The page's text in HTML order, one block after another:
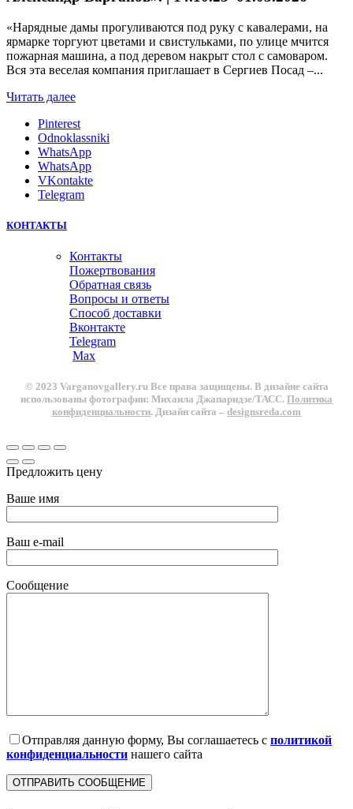
«Нарядные дамы прогуливаются под руку с кавалерами, на
ярмарке торгуют цветами и свистульками, по улице мчится
пожарная машина, а под деревом накрыт стол с самоваром.
Вся эта веселая компания приглашает в Сергиев Посад –...
Читать далее
Pinterest
Odnoklassniki
WhatsApp
WhatsApp
VKontakte
Telegram
КОНТАКТЫ
Контакты
Пожертвования
Обратная связь
Вопросы и ответы
Способ доставки
Вконтакте
Telegram
Max
© 2023 Varganovgallery.ru Все права защищены. В дизайне сайта
использованы фотографии: Михаила Джапаридзе/ТАСС. Политика
конфиденциальности. Дизайн сайта – designsreda.com
Предложить цену
Ваше имя
Ваш e-mail
Сообщение
Отправляя данную форму, Вы соглашаетесь с политикой
конфиденциальности нашего сайта